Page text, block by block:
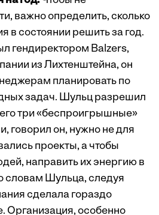
важно определить, сколько
в состоянии решить за год.
гендиректором Balzers,
из Лихтенштейна, он
планировать по
задач. Шульц разрешил
три «беспроигрышные»
говорил он, нужно не для
проекты, а чтобы
направить их энергию в
словам Шульца, следуя
сделала гораздо
Организация, особенно